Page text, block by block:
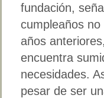
fundación,
cumpleaños
años
encuentra
necesidades.
pesar de ser